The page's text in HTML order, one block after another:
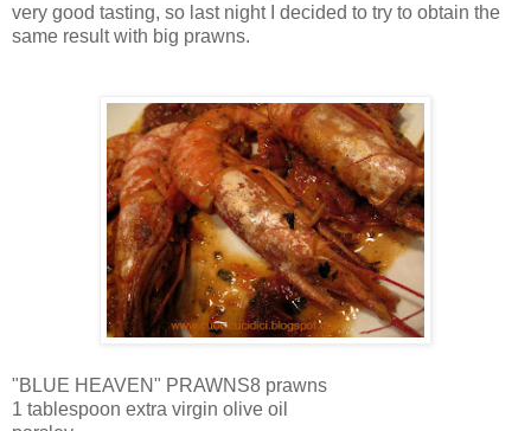
very good tasting, so last night I decided to try to obtain the
same result with big prawns.
"BLUE HEAVEN" PRAWNS8 prawns
1 tablespoon extra virgin olive oil